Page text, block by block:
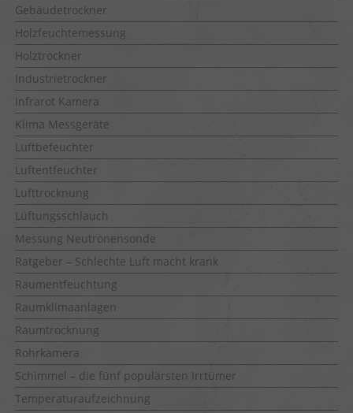
Gebäudetrockner
Holzfeuchtemessung
Holztrockner
Industrietrockner
Infrarot Kamera
Klima Messgeräte
Luftbefeuchter
Luftentfeuchter
Lufttrocknung
Lüftungsschlauch
Messung Neutronensonde
Ratgeber – Schlechte Luft macht krank
Raumentfeuchtung
Raumklimaanlagen
Raumtrocknung
Rohrkamera
Schimmel – die fünf populärsten Irrtümer
Temperaturaufzeichnung